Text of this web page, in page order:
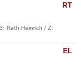
RT
Rath,Heinrich / Z:
EL